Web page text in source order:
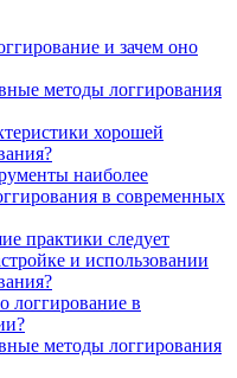
и зачем оно
методы логгирования
хорошей
наиболее
в современных
практики следует
и использовании
логгирование в
методы логгирования